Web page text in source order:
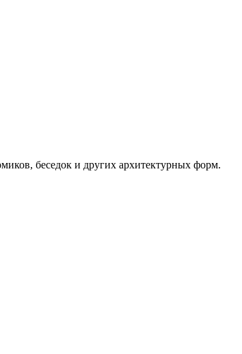
беседок и других архитектурных форм.